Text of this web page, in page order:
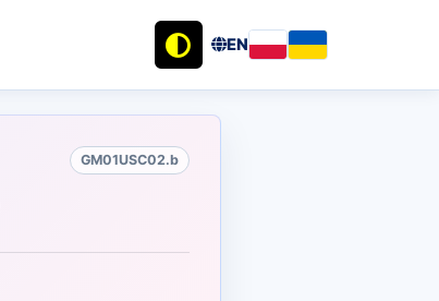
EN
GM01USC02.b